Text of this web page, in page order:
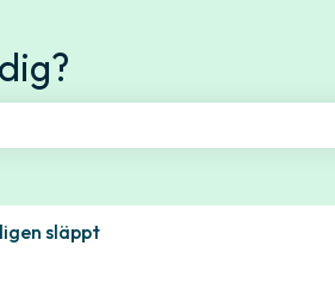
släppt